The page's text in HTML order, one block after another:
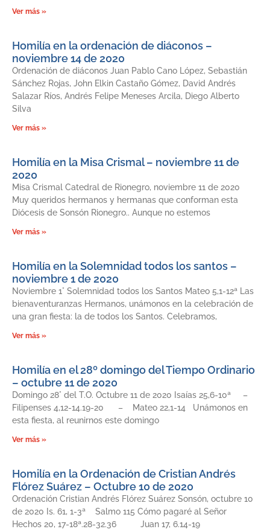
Ver más »
Homilía en la ordenación de diáconos –
noviembre 14 de 2020
Ordenación de diáconos Juan Pablo Cano López, Sebastián
Sánchez Rojas, John Elkin Castaño Gómez, David Andrés
Salazar Ríos, Andrés Felipe Meneses Arcila, Diego Alberto
Silva
Ver más »
Homilía en la Misa Crismal – noviembre 11 de
2020
Misa Crismal Catedral de Rionegro, noviembre 11 de 2020
Muy queridos hermanos y hermanas que conforman esta
Diócesis de Sonsón Rionegro.. Aunque no estemos
Ver más »
Homilía en la Solemnidad todos los santos –
noviembre 1 de 2020
Noviembre 1° Solemnidad todos los Santos Mateo 5,1-12ª Las
bienaventuranzas Hermanos, unámonos en la celebración de
una gran fiesta: la de todos los Santos. Celebramos,
Ver más »
Homilía en el 28º domingo del Tiempo Ordinario
– octubre 11 de 2020
Domingo 28° del T.O. Octubre 11 de 2020 Isaías 25,6-10ª –
Filipenses 4,12-14.19-20 – Mateo 22,1-14 Unámonos en
esta fiesta, al reunirnos este domingo
Ver más »
Homilía en la Ordenación de Cristian Andrés
Flórez Suárez – Octubre 10 de 2020
Ordenación Cristian Andrés Flórez Suárez Sonsón, octubre 10
de 2020 Is. 61, 1-3ª Salmo 115 Cómo pagaré al Señor
Hechos 20, 17-18ª.28-32.36 Juan 17, 6.14-19